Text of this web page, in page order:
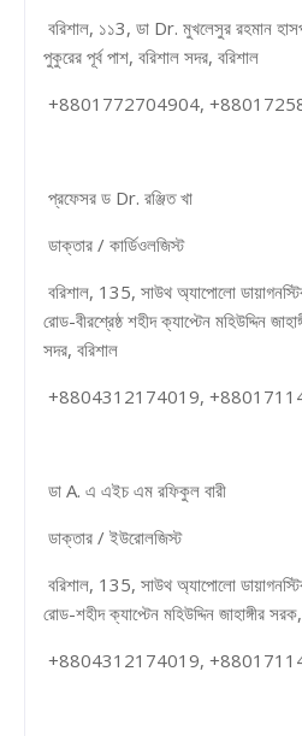
বরিশাল, ১১3, ডা Dr. মুখলেসুর রহমান
পুকুরের পূর্ব পাশ, বরিশাল সদর, বরিশাল
+8801772704904,
প্রফেসর ড Dr. রঞ্জিত খা
ডাক্তার / কার্ডিওলজিস্ট
বরিশাল, 135, সাউথ অ্যাপোলো
রোড-বীরশ্রেষ্ঠ শহীদ ক্যাপ্টেন মহিউদ্দিন
সদর, বরিশাল
+8804312174019,
ডা A. এ এইচ এম রফিকুল বারী
ডাক্তার / ইউরোলজিস্ট
বরিশাল, 135, সাউথ অ্যাপোলো
রোড-শহীদ ক্যাপ্টেন মহিউদ্দিন জাহাঙ্গীর
+8804312174019,